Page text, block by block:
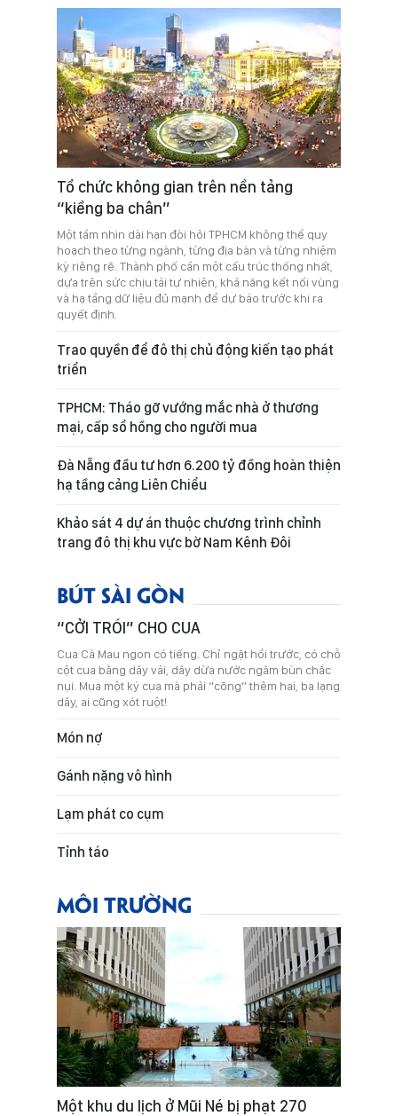
Tổ chức không gian trên nền tảng
“kiềng ba chân”
Một tầm nhìn dài hạn đòi hỏi TPHCM không thể quy
hoạch theo từng ngành, từng địa bàn và từng nhiệm
kỳ riêng rẽ. Thành phố cần một cấu trúc thống nhất,
dựa trên sức chịu tải tự nhiên, khả năng kết nối vùng
và hạ tầng dữ liệu đủ mạnh để dự báo trước khi ra
quyết định.
Trao quyền để đô thị chủ động kiến tạo phát
triển
TPHCM: Tháo gỡ vướng mắc nhà ở thương
mại, cấp sổ hồng cho người mua
Đà Nẵng đầu tư hơn 6.200 tỷ đồng hoàn thiện
hạ tầng cảng Liên Chiểu
Khảo sát 4 dự án thuộc chương trình chỉnh
trang đô thị khu vực bờ Nam Kênh Đôi
BÚT SÀI GÒN
“CỞI TRÓI” CHO CUA
Cua Cà Mau ngon có tiếng. Chỉ ngặt hồi trước, có chỗ
cột cua bằng dây vải, dây dừa nước ngâm bùn chắc
nụi. Mua một ký cua mà phải “cõng” thêm hai, ba lạng
dây, ai cũng xót ruột!
Món nợ
Gánh nặng vô hình
Lạm phát co cụm
Tỉnh táo
MÔI TRƯỜNG
Một khu du lịch ở Mũi Né bị phạt 270